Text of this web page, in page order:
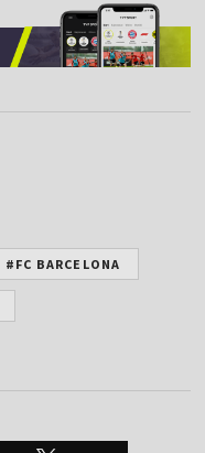
#FC BARCELONA